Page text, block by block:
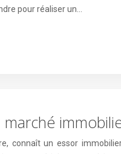
pour réaliser un…
connaît un essor